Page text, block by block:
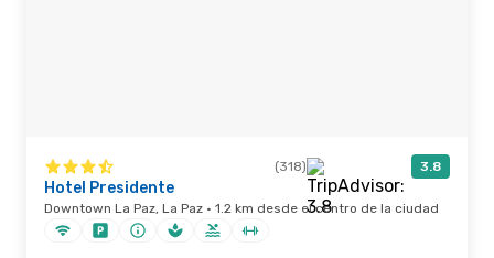
(318) 3.8
Hotel Presidente
Downtown La Paz, La Paz · 1.2 km desde el centro de la ciudad